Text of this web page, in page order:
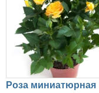
Роза миниатюрная